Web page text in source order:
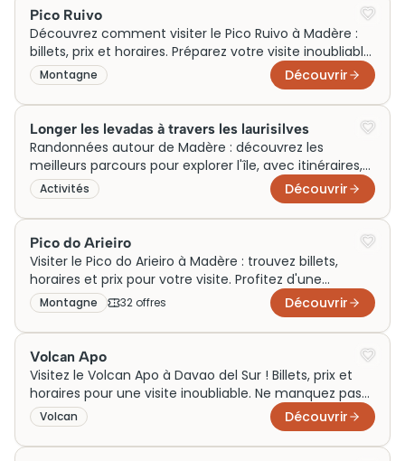
Pico Ruivo
Découvrez comment visiter le Pico Ruivo à Madère :
billets, prix et horaires. Préparez votre visite inoubliable
dès maintenant !
Montagne Découvrir
Longer les levadas à travers les laurisilves
Randonnées autour de Madère : découvrez les
meilleurs parcours pour explorer l'île, avec itinéraires,
niveaux et conseils pratiques.
Activités Découvrir
Pico do Arieiro
Visiter le Pico do Arieiro à Madère : trouvez billets,
horaires et prix pour votre visite. Profitez d'une
expérience inoubliable dès maintenant !
Montagne 32 offres Découvrir
Volcan Apo
Visitez le Volcan Apo à Davao del Sur ! Billets, prix et
horaires pour une visite inoubliable. Ne manquez pas
cette aventure unique !
Volcan Découvrir